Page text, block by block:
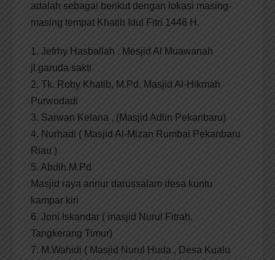
adalah sebagai berikut dengan lokasi masing-
masing tempat Khatib Idul Fitri 1446 H.
1. Jefrhy Hasballah . Mesjid Al Muawanah
jl.garuda sakti
2. Tk. Roby Khatib, M.Pd. Masjid Al-Hikmah
Purwodadi
3. Sarwan Kelana , (Masjid Adlin Pekanbaru)
4. Nurhadi ( Masjid Al-Mizan Rumbai Pekanbaru
Riau )
5. Abdih.M.Pd
Masjid raya annur darussalam desa kuntu
kampar kiri
6. Joni Iskandar ( masjid Nurul Fitrah,
Tangkerang Timur)
7. M.Wahidi ( Masjid Nurul Huda , Desa Kualu